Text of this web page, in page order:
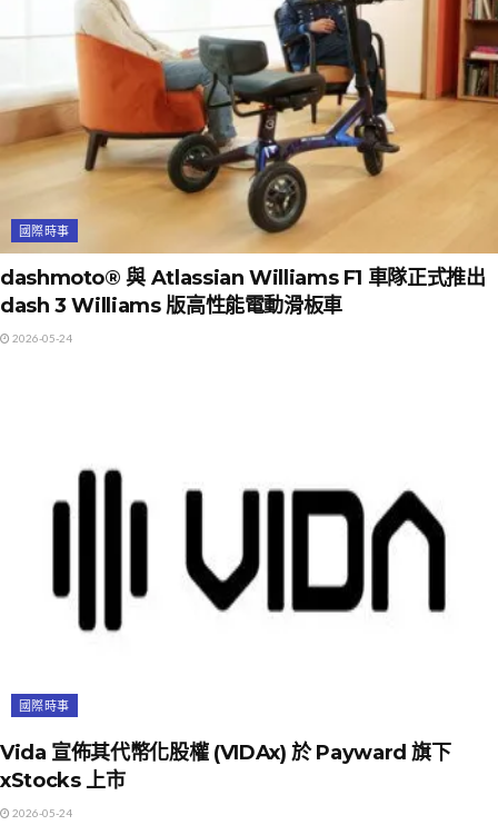
國際時事
dashmoto® 與 Atlassian Williams F1 車隊正式推出
dash 3 Williams 版高性能電動滑板車
2026-05-24
國際時事
Vida 宣佈其代幣化股權 (VIDAx) 於 Payward 旗下
xStocks 上市
2026-05-24